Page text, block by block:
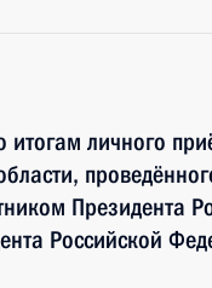
итогам личного
Президента
Российской